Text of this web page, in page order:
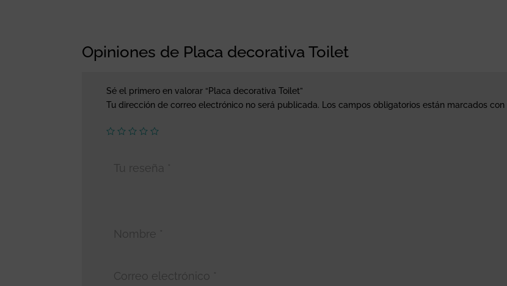
Opiniones de Placa decorativa Toilet
Sé el primero en valorar “Placa decorativa Toilet”
Tu dirección de correo electrónico no será publicada.
Los campos obligatorios están marcados con